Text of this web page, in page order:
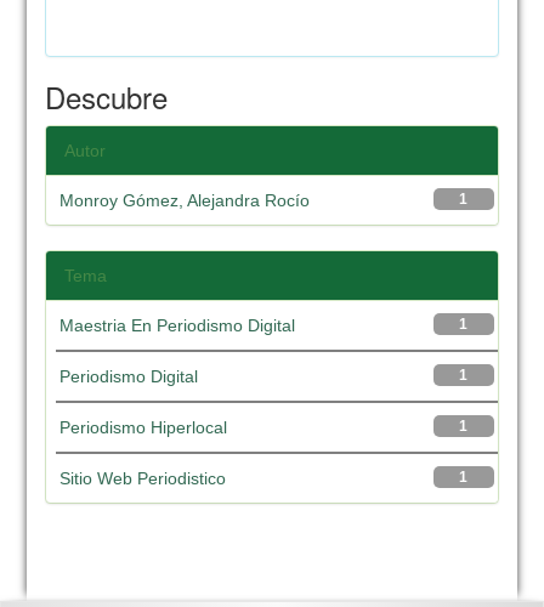
Descubre
Autor
1
Monroy Gómez, Alejandra Rocío
Tema
1
Maestria En Periodismo Digital
1
Periodismo Digital
1
Periodismo Hiperlocal
1
Sitio Web Periodistico